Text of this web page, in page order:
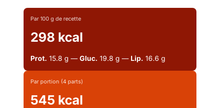
Par 100 g de recette
298 kcal
Prot. 15.8 g — Gluc. 19.8 g — Lip. 16.6 g
Par portion (4 parts)
545 kcal